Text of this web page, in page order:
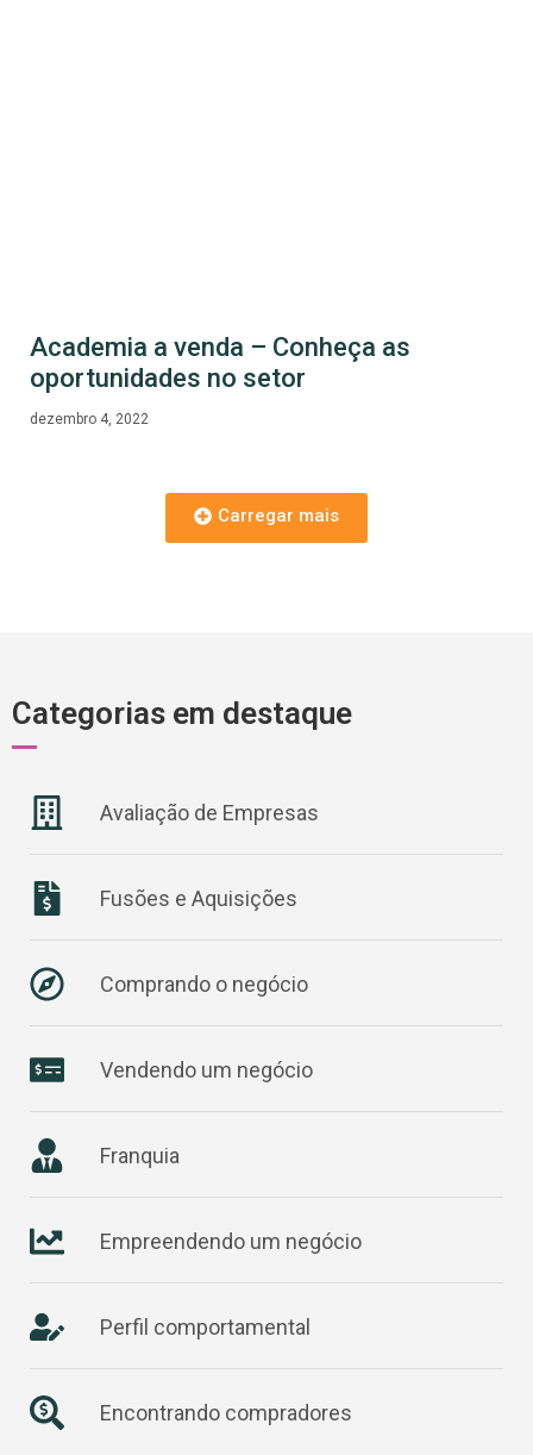
Academia a venda – Conheça as
oportunidades no setor
dezembro 4, 2022
Carregar mais
Categorias em destaque
Avaliação de Empresas
Fusões e Aquisições
Comprando o negócio
Vendendo um negócio
Franquia
Empreendendo um negócio
Perfil comportamental
Encontrando compradores